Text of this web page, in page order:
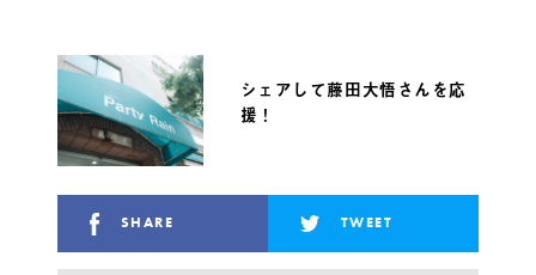
シェアして藤田大悟さんを応
援！
SHARE TWEET